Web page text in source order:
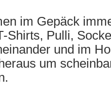
im Gepäck
Shirts, Pulli,
und im
um